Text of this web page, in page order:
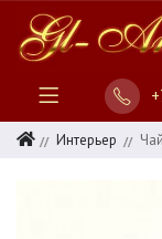
Интерьер